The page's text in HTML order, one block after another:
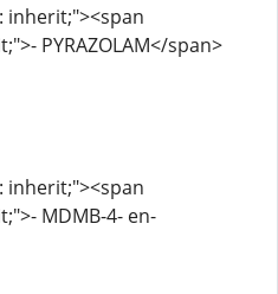
inherit;"><span
PYRAZOLAM</span>
inherit;"><span
MDMB-4- en-